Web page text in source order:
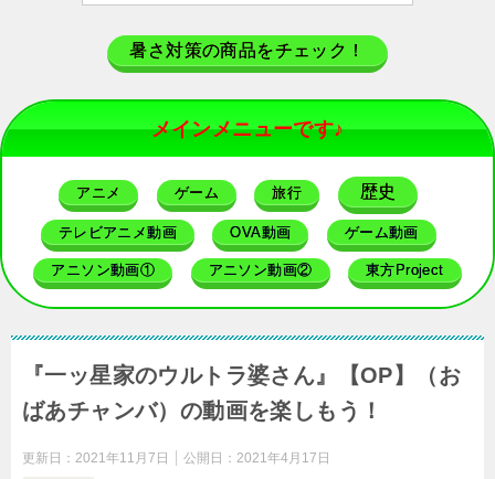
暑さ対策の商品をチェック！
メインメニューです♪
アニメ ゲーム 旅行 歴史
テレビアニメ動画 OVA動画 ゲーム動画
アニソン動画① アニソン動画② 東方Project
『一ッ星家のウルトラ婆さん』【OP】（お
ばあチャンバ）の動画を楽しもう！
更新日： 2021年11月7日 公開日： 2021年4月17日